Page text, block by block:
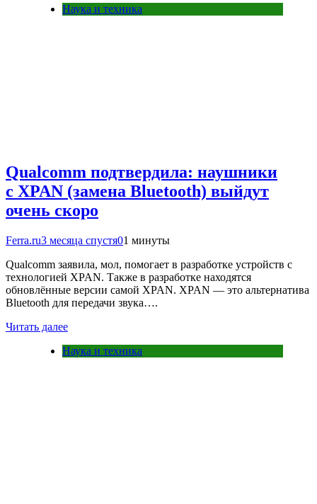
Наука и техника
Qualcomm подтвердила: наушники
с XPAN (замена Bluetooth) выйдут
очень скоро
Ferra.ru3 месяца спустя01 минуты
Qualcomm заявила, мол, помогает в разработке устройств с
технологией XPAN. Также в разработке находятся
обновлённые версии самой XPAN. XPAN — это альтернатива
Bluetooth для передачи звука….
Читать далее
Наука и техника